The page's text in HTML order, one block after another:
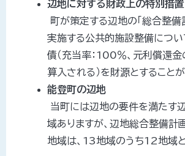
辺地に対する財政上の特別措置
町が策定する辺地の「総合整備
実施する公共的施設整備につい
債（充当率：100％、元利償還
算入される）を財源とすることが
能登町の辺地
当町には辺地の要件を満たす
域ありますが、辺地総合整備計
地域は、13地域のうち12地域と